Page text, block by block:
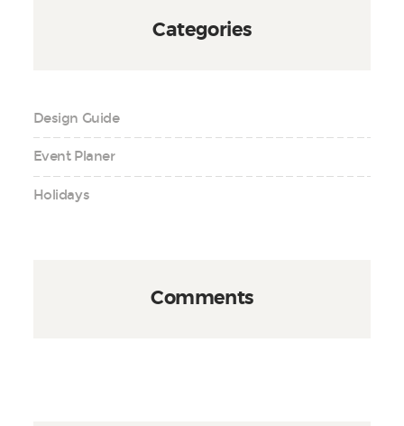
Categories
Design Guide
Event Planer
Holidays
Comments